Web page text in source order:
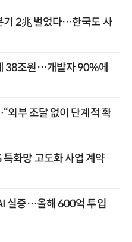
기 2兆 벌었다…한국도 사
38조원…개발자 90%에
외부 조달 없이 단계적 확
화망 고도화 사업 계약
실증…올해 600억 투입